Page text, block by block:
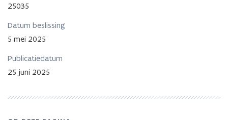
uitgifte
aandelen
onrechtstreekse
schenking
25035
Datum beslissing
5 mei 2025
Publicatiedatum
25 juni 2025